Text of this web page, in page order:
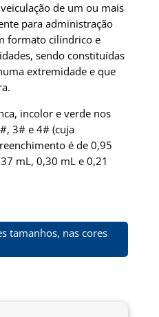
de um ou mais
para administração
formato cilíndrico e
sendo constituídas
extremidade e que
incolor e verde nos
3# e 4# (cuja
é de 0,95
mL, 0,30 mL e 0,21
tamanhos, nas cores